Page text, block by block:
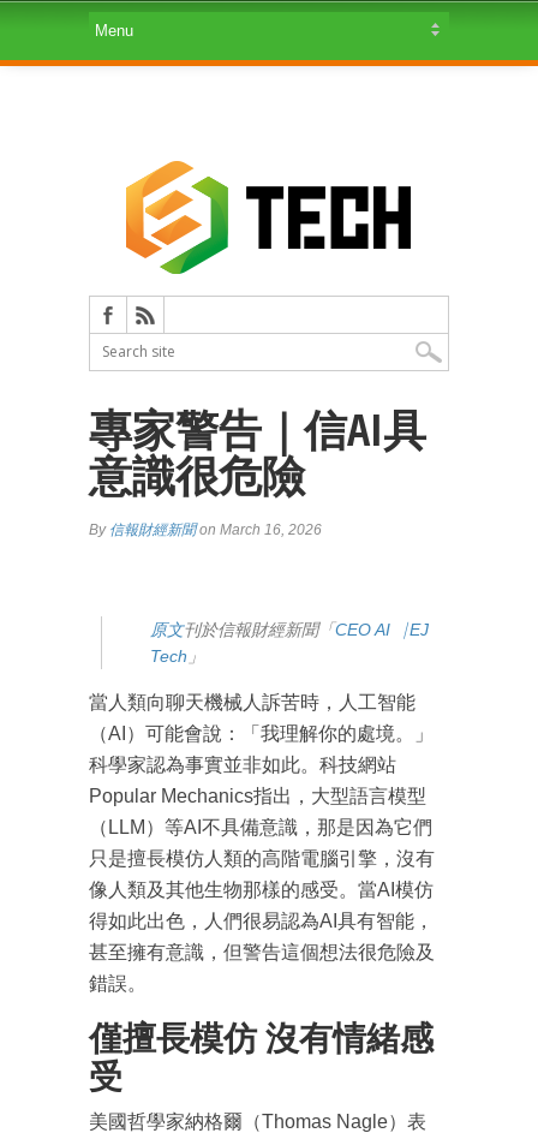
專家警告｜信AI具
意識很危險
By 信報財經新聞on March 16, 2026
原文刊於信報財經新聞「CEO AI⎹ EJ
Tech 」
當人類向聊天機械人訴苦時，人工智能
（AI）可能會說：「我理解你的處境。」
科學家認為事實並非如此。科技網站
Popular Mechanics指出，大型語言模型
（LLM）等AI不具備意識，那是因為它們
只是擅長模仿人類的高階電腦引擎，沒有
像人類及其他生物那樣的感受。當AI模仿
得如此出色，人們很易認為AI具有智能，
甚至擁有意識，但警告這個想法很危險及
錯誤。
僅擅長模仿 沒有情緒感
受
美國哲學家納格爾（Thomas Nagle）表